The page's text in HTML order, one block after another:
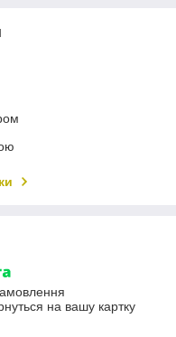
на вашу картку